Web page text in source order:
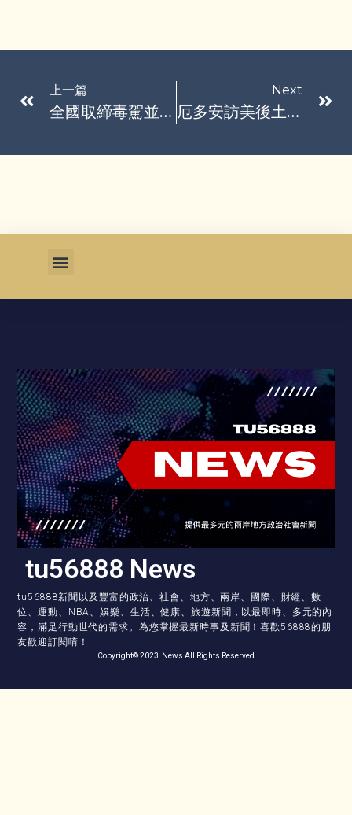
上一篇
全國取締毒駕並引進唾液快篩 3分鐘就知結果
Next
厄多安訪美後土航宣布 採購最多225架波音飛機
tu56888 News
tu56888新聞以及豐富的政治、社會、地方、兩岸、國際、財經、數
位、運動、NBA、娛樂、生活、健康、旅遊新聞，以最即時、多元的內
容，滿足行動世代的需求。為您掌握最新時事及新聞！喜歡56888的朋
友歡迎訂閱唷！
Copyright© 2023 News All Rights Reserved